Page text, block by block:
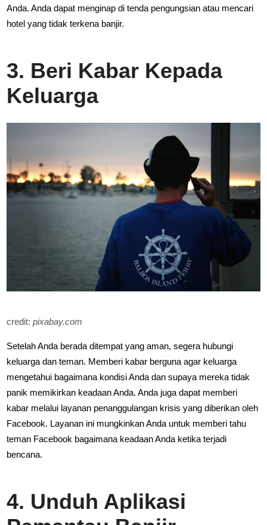
Anda. Anda dapat menginap di tenda pengungsian atau mencari
hotel yang tidak terkena banjir.
3. Beri Kabar Kepada
Keluarga
credit:pixabay.com
Setelah Anda berada ditempat yang aman, segera hubungi
keluarga dan teman. Memberi kabar berguna agar keluarga
mengetahui bagaimana kondisi Anda dan supaya mereka tidak
panik memikirkan keadaan Anda. Anda juga dapat memberi
kabar melalui layanan penanggulangan krisis yang diberikan oleh
Facebook. Layanan ini mungkinkan Anda untuk memberi tahu
teman Facebook bagaimana keadaan Anda ketika terjadi
bencana.
4. Unduh Aplikasi